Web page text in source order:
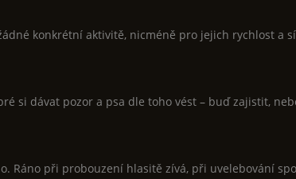
konkrétní aktivitě, nicméně pro jejich rychlost a
si dávat pozor a psa dle toho vést – buď zajistit,
Ráno při probouzení hlasitě zívá, při uvelebování